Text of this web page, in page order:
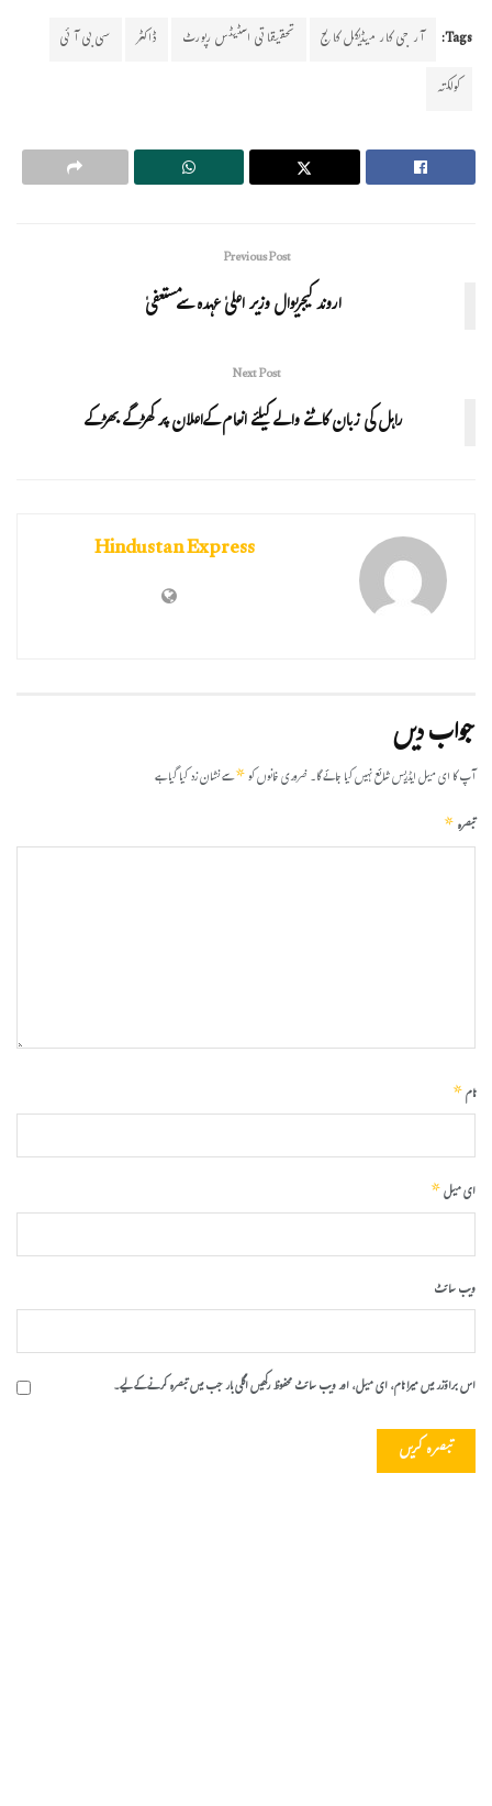
Tags: آر جی کار میڈیکل کالج تحقیقاتی اسٹیٹس رپورٹ ڈاکٹر
سی بی آئی
کولکتہ
Previous Post
اروند کیجریوال وزیر اعلیٰ عہدہ سےمستعفیٰ
Next Post
راہل کی زبان کاٹنے والے کیلئے انعام کےاعلان پر کھڑگے بھڑکے
Hindustan Express
جواب دیں
آپ کا ای میل ایڈریس شائع نہیں کیا جائے گا۔ضروری خانوں کو*سے نشان زد کیا گیا ہے
تبصرہ*
نام*
ای میل*
ویب‌ سائٹ
اس براؤزر میں میرا نام، ای میل، اور ویب سائٹ محفوظ رکھیں اگلی بار جب میں تبصرہ کرنے کےلیے۔